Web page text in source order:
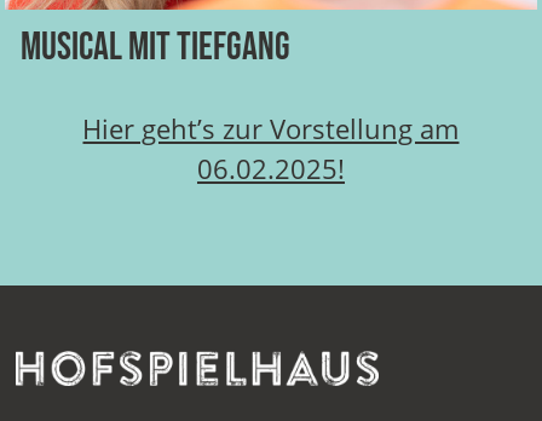
Musical mit Tiefgang
Hier geht’s zur Vorstellung am
06.02.2025!